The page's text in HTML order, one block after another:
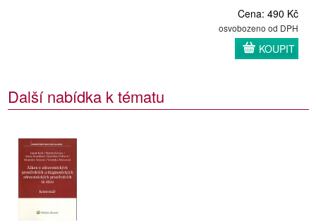
Cena: 490 Kč
osvobozeno od DPH
KOUPIT
Další nabídka k tématu